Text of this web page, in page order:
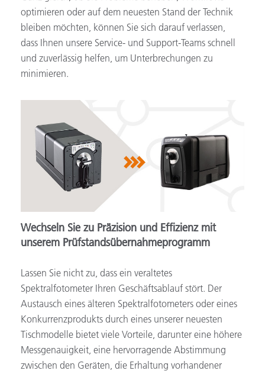
optimieren oder auf dem neuesten Stand der Technik
bleiben möchten, können Sie sich darauf verlassen,
dass Ihnen unsere Service- und Support-Teams schnell
und zuverlässig helfen, um Unterbrechungen zu
minimieren.
Wechseln Sie zu Präzision und Effizienz mit
unserem Prüfstandsübernahmeprogramm
Lassen Sie nicht zu, dass ein veraltetes
Spektralfotometer Ihren Geschäftsablauf stört. Der
Austausch eines älteren Spektralfotometers oder eines
Konkurrenzprodukts durch eines unserer neuesten
Tischmodelle bietet viele Vorteile, darunter eine höhere
Messgenauigkeit, eine hervorragende Abstimmung
zwischen den Geräten, die Erhaltung vorhandener